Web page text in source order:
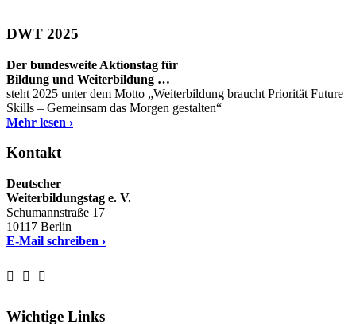
DWT 2025
Der bundesweite Aktionstag für
Bildung und Weiterbildung …
steht 2025 unter dem Motto „Weiterbildung braucht Priorität Future
Skills – Gemeinsam das Morgen gestalten“
Mehr lesen ›
Kontakt
Deutscher
Weiterbildungstag e. V.
Schumannstraße 17
10117 Berlin
E-Mail schreiben ›
Wichtige Links